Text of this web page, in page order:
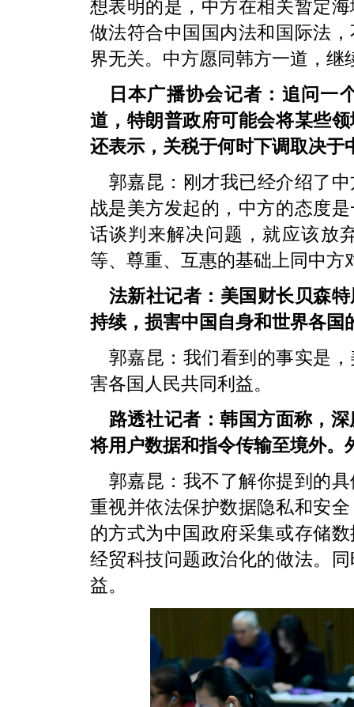
想表明的是，中方在相关暂定
做法符合中国国内法和国际法
界无关。中方愿同韩方一道，
日本广播协会记者：追问一
道，特朗普政府可能会将某些
还表示，关税于何时下调取决于
郭嘉昆：刚才我已经介绍了
战是美方发起的，中方的态度
话谈判来解决问题，就应该放
等、尊重、互惠的基础上同中方
法新社记者：美国财长贝森
持续，损害中国自身和世界各国
郭嘉昆：我们看到的事实是
害各国人民共同利益。
路透社记者：韩国方面称，
将用户数据和指令传输至境外。
郭嘉昆：我不了解你提到的
重视并依法保护数据隐私和安
的方式为中国政府采集或存储
经贸科技问题政治化的做法。
益。